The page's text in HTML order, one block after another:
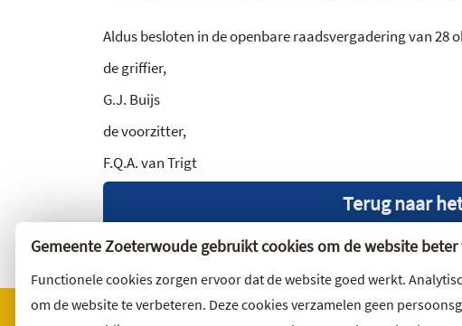
Gemeente Zoeterwoude gebruikt cookies om de website
Functionele cookies zorgen ervoor dat de website goed werkt.
om de website te verbeteren. Deze cookies verzamelen geen
Aldus besloten in de openbare raadsvergadering van 28
de griffier,
G.J. Buijs
de voorzitter,
F.Q.A. van Trigt
Terug naar